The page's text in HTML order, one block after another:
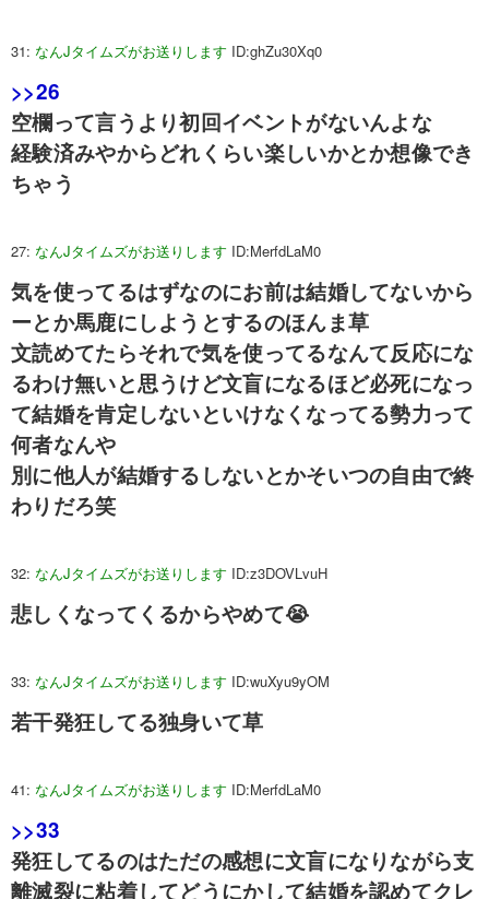
31: なんJタイムズがお送りします ID:ghZu30Xq0
>>26
空欄って言うより初回イベントがないんよな
経験済みやからどれくらい楽しいかとか想像でき
ちゃう
27: なんJタイムズがお送りします ID:MerfdLaM0
気を使ってるはずなのにお前は結婚してないから
ーとか馬鹿にしようとするのほんま草
文読めてたらそれで気を使ってるなんて反応にな
るわけ無いと思うけど文盲になるほど必死になっ
て結婚を肯定しないといけなくなってる勢力って
何者なんや
別に他人が結婚するしないとかそいつの自由で終
わりだろ笑
32: なんJタイムズがお送りします ID:z3DOVLvuH
悲しくなってくるからやめて😭
33: なんJタイムズがお送りします ID:wuXyu9yOM
若干発狂してる独身いて草
41: なんJタイムズがお送りします ID:MerfdLaM0
>>33
発狂してるのはただの感想に文盲になりながら支
離滅裂に粘着してどうにかして結婚を認めてクレ